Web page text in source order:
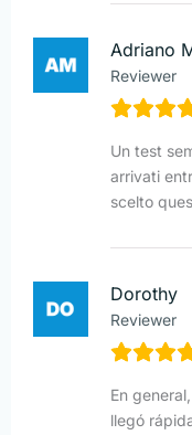
Adriano
Reviewer
Un test
arrivati
scelto
Dorothy
Reviewer
En
llegó